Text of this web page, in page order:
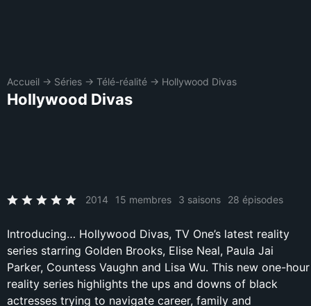
Accueil → Séries → Télé-réalité → Hollywood Divas
Hollywood Divas
2014 15 membres 3 saisons 28 épisodes
Introducing… Hollywood Divas, TV One’s latest reality
series starring Golden Brooks, Elise Neal, Paula Jai
Parker, Countess Vaughn and Lisa Wu. This new one-hour
reality series highlights the ups and downs of black
actresses trying to navigate career, family and